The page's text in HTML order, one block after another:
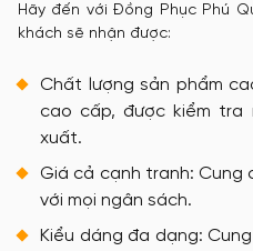
Hãy đến với Đồng Phục Phú
khách sẽ nhận được:
Chất lượng sản phẩm
cao cấp, được kiểm tra
xuất.
Giá cả cạnh tranh: Cung
với mọi ngân sách.
Kiểu dáng đa dạng: